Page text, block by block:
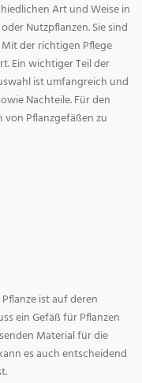
Art und Weise in
Nutzpflanzen. Sie sind
der richtigen Pflege
Ein wichtiger Teil der
ist umfangreich und
Nachteile. Für den
von Pflanzgefäßen zu
ist auf deren
ein Gefäß für Pflanzen
Material für die
es auch entscheidend